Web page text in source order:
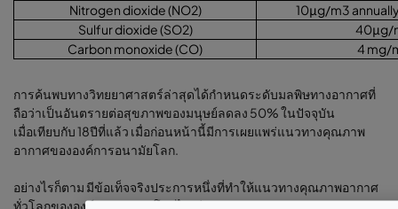
Nitrogen dioxide (NO2)
10μg/m3
Sulfur dioxide (SO2)
40μg/
Carbon monoxide (CO)
4 mg/
การค้นพบทางวิทยยาศาสตร์ล่าสุดได้กำหนดระดับมลพิษทางอากาศที่
ถือว่าเป็นอันตรายต่อสุขภาพของมนุษย์ลดลง 50% ในปัจจุบัน
เมื่อเทียบกับ 18ปีที่แล้ว เมื่อก่อนหน้านี้มีการเผยแพร่แนวทางคุณภาพ
อากาศขององค์การอนามัยโลก.
อย่างไรก็ตาม มีข้อเท็จจริงประการหนึ่งที่ทำให้แนวทางคุณภาพอากาศ
ทั่วโลกขององค์การอนามัยโลกไม่เพียงพอ.